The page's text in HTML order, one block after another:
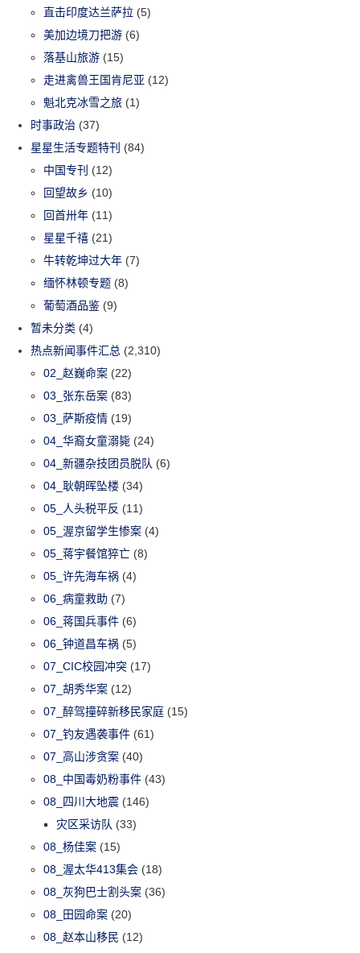
直击印度达兰萨拉 (5)
美加边境刀把游 (6)
落基山旅游 (15)
走进禽兽王国肯尼亚 (12)
魁北克冰雪之旅 (1)
时事政治 (37)
星星生活专题特刊 (84)
中国专刊 (12)
回望故乡 (10)
回首卅年 (11)
星星千禧 (21)
牛转乾坤过大年 (7)
缅怀林顿专题 (8)
葡萄酒品鉴 (9)
暂未分类 (4)
热点新闻事件汇总 (2,310)
02_赵巍命案 (22)
03_张东岳案 (83)
03_萨斯疫情 (19)
04_华裔女童溺毙 (24)
04_新疆杂技团员脱队 (6)
04_耿朝晖坠楼 (34)
05_人头税平反 (11)
05_渥京留学生惨案 (4)
05_蒋宇餐馆猝亡 (8)
05_许先海车祸 (4)
06_病童救助 (7)
06_蒋国兵事件 (6)
06_钟道昌车祸 (5)
07_CIC校园冲突 (17)
07_胡秀华案 (12)
07_醉驾撞碎新移民家庭 (15)
07_钓友遇袭事件 (61)
07_高山涉贪案 (40)
08_中国毒奶粉事件 (43)
08_四川大地震 (146)
灾区采访队 (33)
08_杨佳案 (15)
08_渥太华413集会 (18)
08_灰狗巴士割头案 (36)
08_田园命案 (20)
08_赵本山移民 (12)